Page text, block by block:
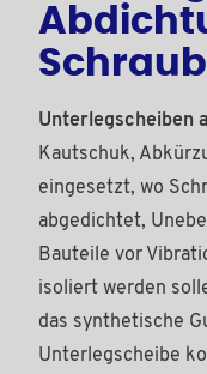
Unterlegscheiben
Kautschuk,
eingesetzt, wo
abgedichtet,
Bauteile vor
isoliert werden
das synthetische
Unterlegscheibe